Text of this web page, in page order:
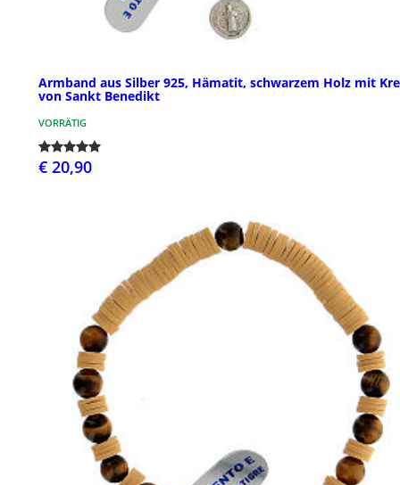
Armband aus Silber 925, Hämatit, schwarzem Holz mit
von Sankt Benedikt
VORRÄTIG
€ 20,90